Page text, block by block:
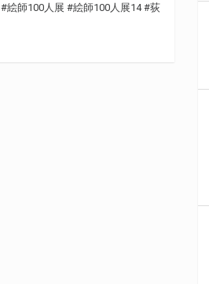
#絵師100人展 #絵師100人展14 #荻